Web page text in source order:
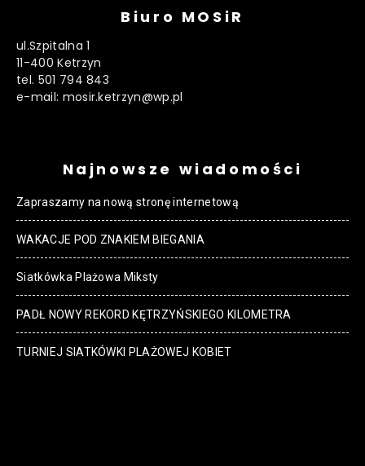
Biuro MOSiR
ul.Szpitalna 1
11-400 Ketrzyn
tel. 501 794 843
e-mail: mosir.ketrzyn@wp.pl
Najnowsze wiadomości
Zapraszamy na nową stronę internetową
WAKACJE POD ZNAKIEM BIEGANIA
Siatkówka Plażowa Miksty
PADŁ NOWY REKORD KĘTRZYŃSKIEGO KILOMETRA
TURNIEJ SIATKÓWKI PLAŻOWEJ KOBIET